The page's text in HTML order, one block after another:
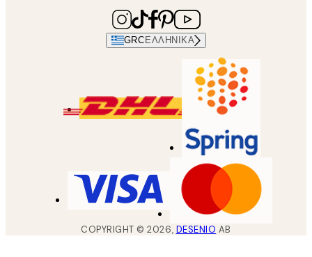
GRC ΕΛΛΗΝΙΚΆ
COPYRIGHT ©2026, DESENIO AB